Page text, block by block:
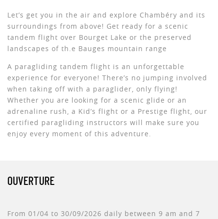
Let’s get you in the air and explore Chambéry and its
surroundings from above! Get ready for a scenic
tandem flight over Bourget Lake or the preserved
landscapes of th.e Bauges mountain range
A paragliding tandem flight is an unforgettable
experience for everyone! There’s no jumping involved
when taking off with a paraglider, only flying!
Whether you are looking for a scenic glide or an
adrenaline rush, a Kid’s flight or a Prestige flight, our
certified paragliding instructors will make sure you
enjoy every moment of this adventure.
OUVERTURE
From 01/04 to 30/09/2026 daily between 9 am and 7